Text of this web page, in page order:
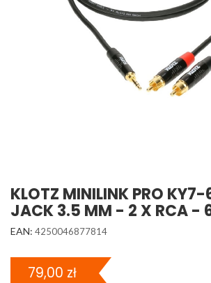
KLOTZ MINILINK PRO
JACK 3.5 MM - 2 X RCA -
EAN: 4250046877814
79,00 zł